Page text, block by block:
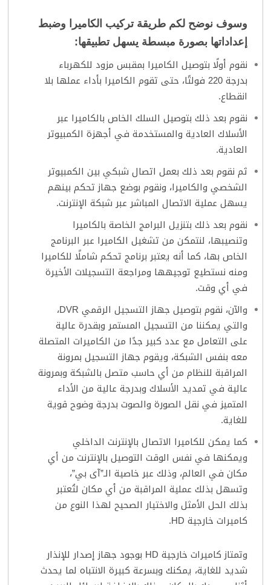
وسوف نوضح لكم طريقة تركيب الكاميرا وضبط
إعداداتها بصورة مبسطة يسهل تطبيقها:
نقوم أولًا بتوصيل الكاميرا بمقبس مزود للكهرباء
بدرجة 220 فولتًا، حتى تقوم الكاميرا بأداء عملها بلا
انقطاع.
نقوم بعد ذلك بتوصيل السلك الخاص بالكاميرا عبر
الأسلاك العادية والمستخدمة في أجهزة الكمبيوتر
العادية.
ثم نقوم بعد ذلك بعمل اتصال شبكي بين الكمبيوتر
الشخصي والكاميرا، ونقوم بوضع جهاز تحكم بينهم
يسهل عملية الاتصال المباشر عبر شبكة الإنترنت.
نقوم بعد ذلك بتنزيل البرامج الخاصة بالكاميرا
وتنصيبها، لنتمكن من تشغيل الكاميرا عبر البرنامج
الخاص بها، كما أنه يعتبر برنامج تحكم شاملًا للكاميرا
ومنه نستطيع توجيهها ومراجعة التسجيلات الأخيرة
في أي وقت.
والآن، نقوم بتوصيل جهاز التسجيل الرقمي DVR،
والتي يمكننا من التسجيل المستمر وبقدرة عالية
على التعامل مع عدد كبير جدًا من الكاميرات المتصلة
معه بنفس الشبكة، ويقوم جهاز التسجيل بمرونة
المراقبة للنظام من أي حاسب متصل بالشبكة وبمرونة
عالية في تمديد الأسلاك وبدرجة عالية من الأداء
المتميز في نقل الصورة والصوت بدرجة وضوح قوية
للغاية.
كما يمكن للكاميرا الاتصال بالإنترنت الداخلي
ويمكنها في نفس الوقت التوصيل بالإنترنت من أي
مكان في العالم، وذلك عبر خاصية الـ”آى بي”،
وتسهل بذلك عملية المراقبة من أي مكان لتُعتبر
بذلك الحل الأمثل والاختيار الصحيح لهذا النوع من
كاميرات خارجية HD.
وتمتاز كاميرات خارجية HD بوجود جهاز إصدار للإنذار
شديد للغاية، يمكنك وبسرعة كبيرة الانتباه لما يحدث